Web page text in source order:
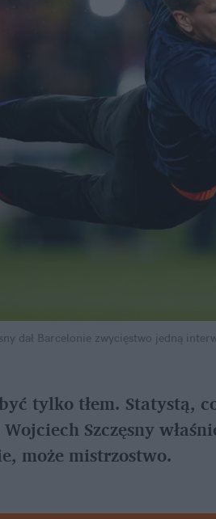
dał Barcelonie zwycięstwo jedną
tylko tłem. Statystą,
Szczęsny
może mistrzostwo.